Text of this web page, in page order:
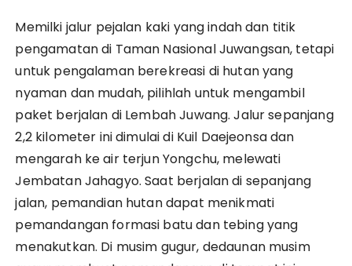
Memilki jalur pejalan kaki yang indah dan titik
pengamatan di Taman Nasional Juwangsan, tetapi
untuk pengalaman berekreasi di hutan yang
nyaman dan mudah, pilihlah untuk mengambil
paket berjalan di Lembah Juwang. Jalur sepanjang
2,2 kilometer ini dimulai di Kuil Daejeonsa dan
mengarah ke air terjun Yongchu, melewati
Jembatan Jahagyo. Saat berjalan di sepanjang
jalan, pemandian hutan dapat menikmati
pemandangan formasi batu dan tebing yang
menakutkan. Di musim gugur, dedaunan musim